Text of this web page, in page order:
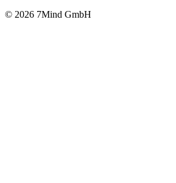
© 2026 7Mind GmbH